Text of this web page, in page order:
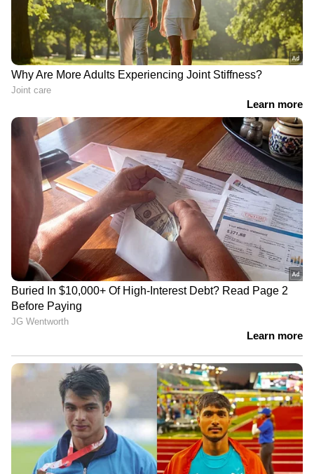
വ്യായാമമില്ലാത്ത ജീവിതരീതി, ഭക്ഷണത്തില്‍
ക്രമമില്ലായ്ക, അനാരോഗ്യകരമായ ഭക്ഷണം
അമിതമായി കഴിക്കുക, അസുഖങ്ങളെ
ചൊല്ലിയും ആകെയുമുള്ള ഉത്കണ്ഠ, മാനസിക
സമ്മര്‍ദ്ദം എന്നീ ഘടകങ്ങളെല്ലാം തന്നെ
കൊവിഡ് കാലത്ത് ബിപി രോഗികളുടെ എണ്ണം